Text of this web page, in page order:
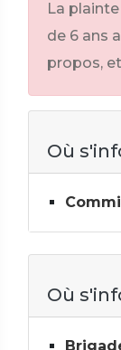
La
de 6 ans
propos,
Où
Où